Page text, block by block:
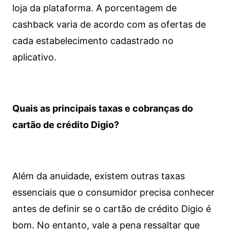
loja da plataforma. A porcentagem de
cashback varia de acordo com as ofertas de
cada estabelecimento cadastrado no
aplicativo.
Quais as principais taxas e cobranças do
cartão de crédito Digio?
Além da anuidade, existem outras taxas
essenciais que o consumidor precisa conhecer
antes de definir se o cartão de crédito Digio é
bom. No entanto, vale a pena ressaltar que